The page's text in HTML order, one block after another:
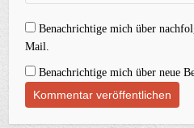
Benachrichtige mich über
Mail.
Benachrichtige mich über neue